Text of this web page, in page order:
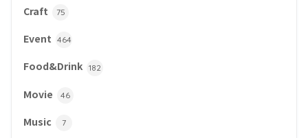
Craft 75
Event 464
Food&Drink 182
Movie 46
Music 7